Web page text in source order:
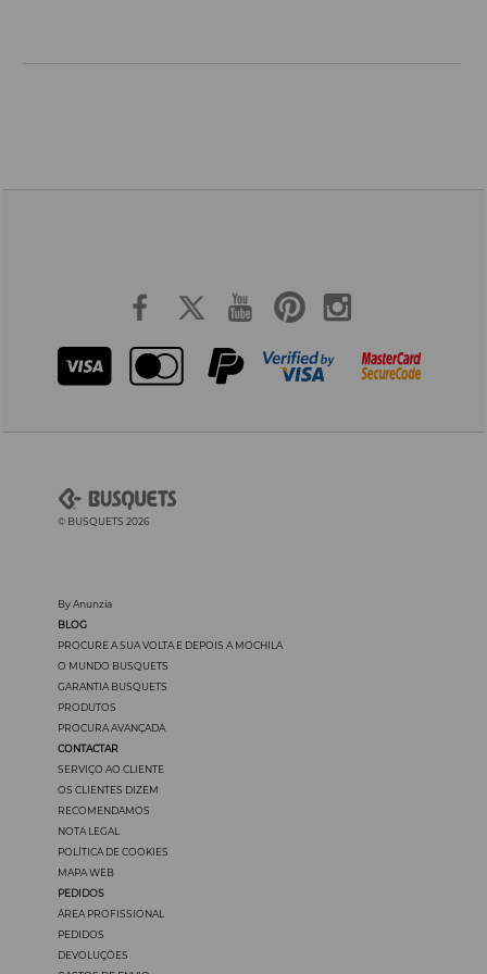
© BUSQUETS 2026
By Anunzia
BLOG
PROCURE A SUA VOLTA E DEPOIS A MOCHILA
O MUNDO BUSQUETS
GARANTIA BUSQUETS
PRODUTOS
PROCURA AVANÇADA
CONTACTAR
SERVIÇO AO CLIENTE
OS CLIENTES DIZEM
RECOMENDAMOS
NOTA LEGAL
POLÍTICA DE COOKIES
MAPA WEB
PEDIDOS
ÁREA PROFISSIONAL
PEDIDOS
DEVOLUÇÖES